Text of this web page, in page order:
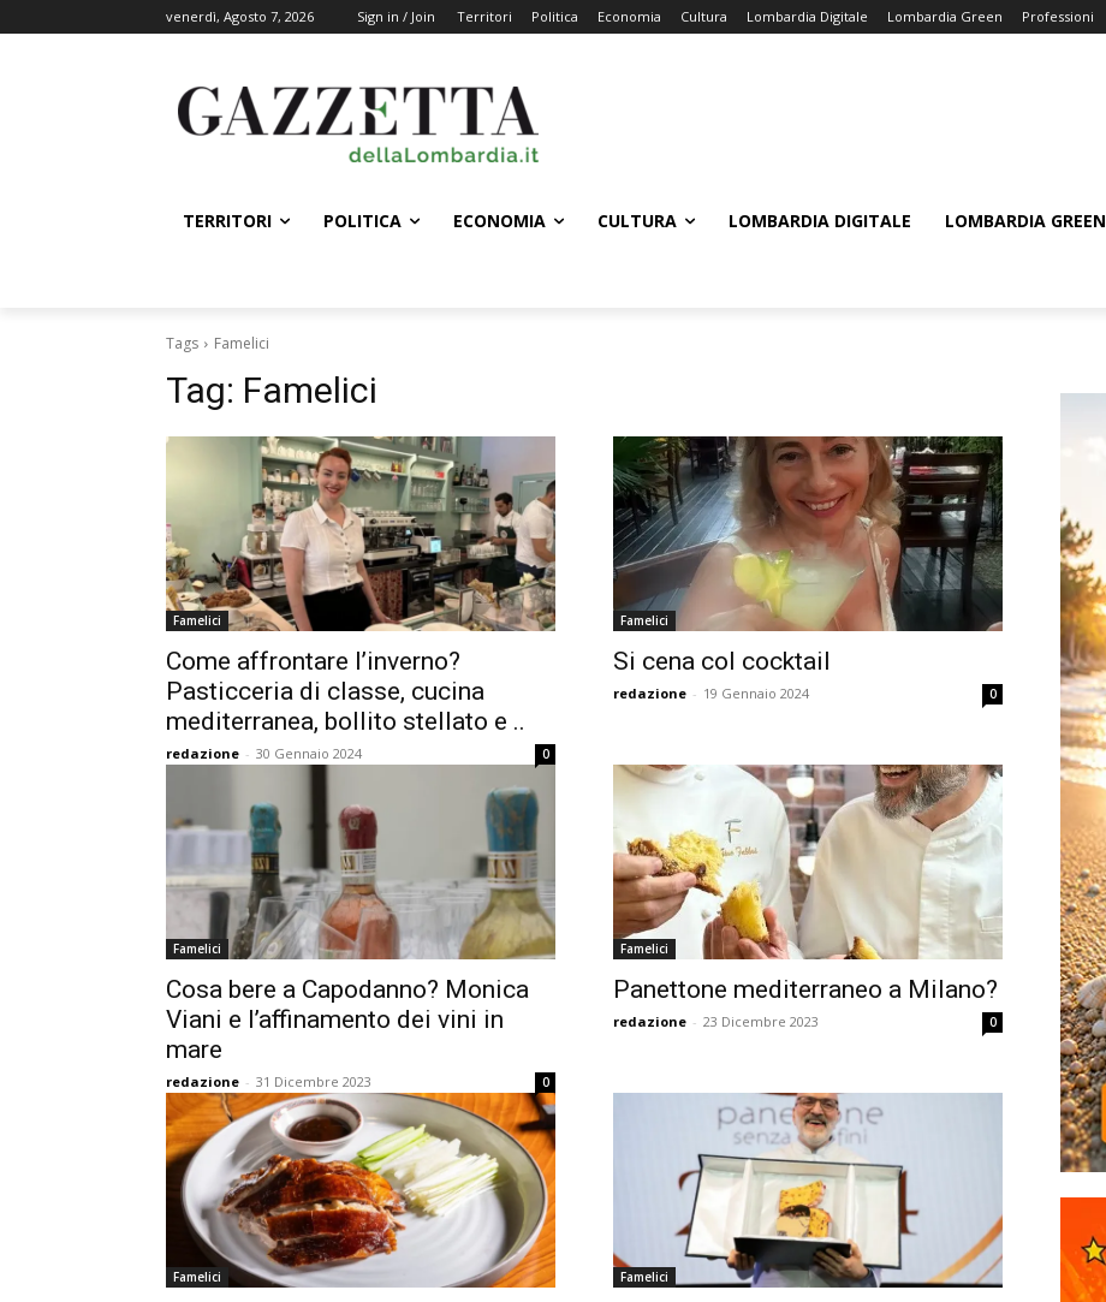
venerdì, Agosto 7, 2026 Sign in / Join Territori Politica Economia Cultura Lombardia Digitale Lombardia Green Professioni
TERRITORI POLITICA ECONOMIA CULTURA LOMBARDIA DIGITALE LOMBARDIA GREEN
Tags Famelici
Tag: Famelici
Famelici
Come affrontare l’inverno?
Pasticceria di classe, cucina
mediterranea, bollito stellato e ..
redazione - 30 Gennaio 2024 0
Famelici
Si cena col cocktail
redazione - 19 Gennaio 2024 0
Famelici
Cosa bere a Capodanno? Monica
Viani e l’affinamento dei vini in
mare
redazione - 31 Dicembre 2023 0
Famelici
Panettone mediterraneo a Milano?
redazione - 23 Dicembre 2023 0
Famelici Famelici